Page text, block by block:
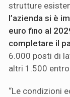
strutture
l’azienda si è
euro fino al
completare il
6.000 posti di
altri 1.500
“Le condizioni